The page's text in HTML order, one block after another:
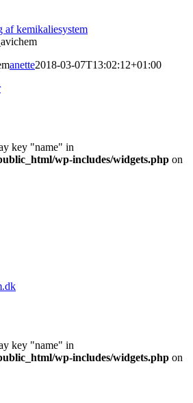
af kemikaliesystem
anette2018-03-07T13:02:12+01:00
key "name" in
wp-includes/widgets.php on
key "name" in
wp-includes/widgets.php on